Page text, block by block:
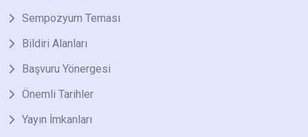
Sempozyum Teması
Bildiri Alanları
Başvuru Yönergesi
Önemli Tarihler
Yayın İmkanları